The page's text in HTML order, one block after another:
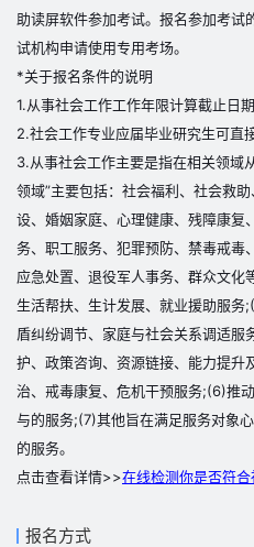
助读屏软件参加考试。报名参加考试
试机构申请使用专用考场。
*关于报名条件的说明
1.从事社会工作工作年限计算截止日
2.社会工作专业应届毕业研究生可直
3.从事社会工作主要是指在相关领域
领域”主要包括：社会福利、社会救
设、婚姻家庭、心理健康、残障康复
务、职工服务、犯罪预防、禁毒戒毒
应急处置、退役军人事务、群众文化
生活帮扶、生计发展、就业援助服
盾纠纷调节、家庭与社会关系调适
护、政策咨询、资源链接、能力提
治、戒毒康复、危机干预服务;(6)推
与的服务;(7)其他旨在满足服务对象
的服务。
点击查看详情>>在线检测你是否符
报名方式